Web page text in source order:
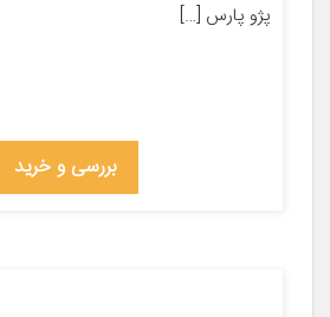
پژو پارس […]
بررسی و خرید